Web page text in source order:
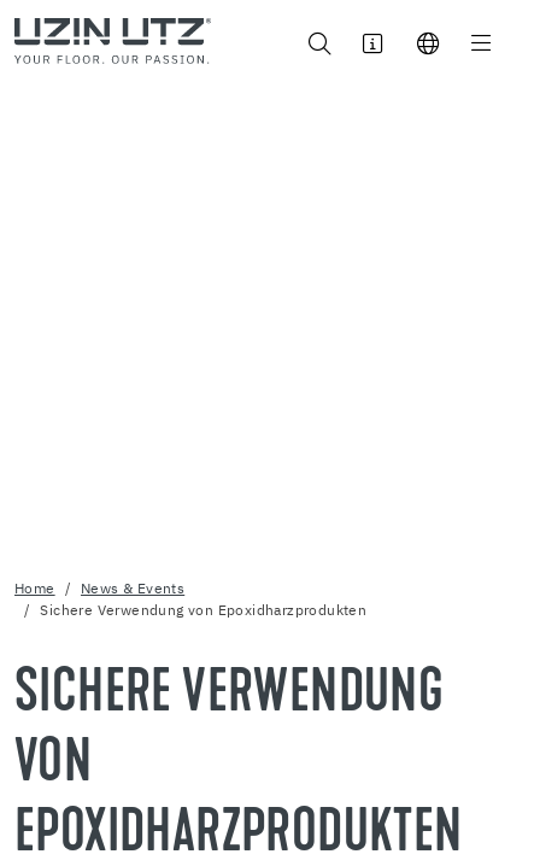
Home
News & Events
Sichere Verwendung von Epoxidharzprodukten
SICHERE VERWENDUNG
VON
EPOXIDHARZPRODUKTEN